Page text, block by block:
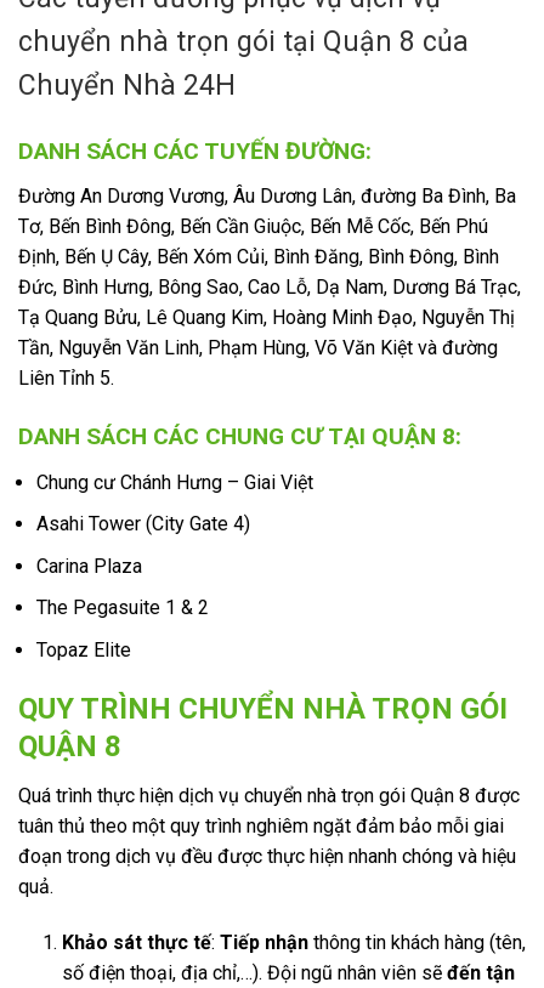
chuyển nhà trọn gói tại Quận 8 của
Chuyển Nhà 24H
DANH SÁCH CÁC TUYẾN ĐƯỜNG:
Đường An Dương Vương, Âu Dương Lân, đường Ba Đình, Ba
Tơ, Bến Bình Đông, Bến Cần Giuộc, Bến Mễ Cốc, Bến Phú
Định, Bến Ụ Cây, Bến Xóm Củi, Bình Đăng, Bình Đông, Bình
Đức, Bình Hưng, Bông Sao, Cao Lỗ, Dạ Nam, Dương Bá Trạc,
Tạ Quang Bửu, Lê Quang Kim, Hoàng Minh Đạo, Nguyễn Thị
Tần, Nguyễn Văn Linh, Phạm Hùng, Võ Văn Kiệt và đường
Liên Tỉnh 5.
DANH SÁCH CÁC CHUNG CƯ TẠI QUẬN 8:
Chung cư Chánh Hưng – Giai Việt
Asahi Tower (City Gate 4)
Carina Plaza
The Pegasuite 1 & 2
Topaz Elite
QUY TRÌNH CHUYỂN NHÀ TRỌN GÓI
QUẬN 8
Quá trình thực hiện dịch vụ chuyển nhà trọn gói Quận 8 được
tuân thủ theo một quy trình nghiêm ngặt đảm bảo mỗi giai
đoạn trong dịch vụ đều được thực hiện nhanh chóng và hiệu
quả.
Khảo sát thực tế: Tiếp nhậnthông tin khách hàng (tên,
số điện thoại, địa chỉ,…). Đội ngũ nhân viên sẽ đến tận